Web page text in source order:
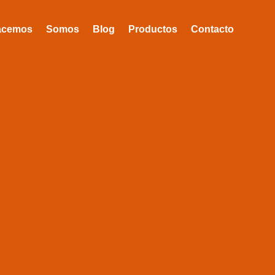
Somos Blog Productos Contacto